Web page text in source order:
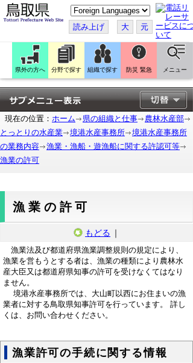
こ
の
ペ
ー
ジ
翻
訳
す
る
読み上げ 大 元
県外の方へ 分野で探す 組織で探す 防災 緊急 メニュー
現在の位置： ホーム 県の組織と仕事
農林水産部
とっとりの水産業
境港水産事務所
境港水産事務所
の業務内容
漁業・漁船・遊漁船に関する許認可等
漁業の許可
漁業の許可
もどる ｜
漁業法及び都道府県漁業調整規則の規定により、
漁業を営もうとする者は、漁業の種類により農林水
産大臣又は都道府県知事の許可を受けなくてはなり
ません。
境港水産事務所では、大山町以西にお住まいの漁
業者に対する鳥取県知事許可を行っています。 詳し
くは、お問い合わせください。
漁業許可の手続に関する情報